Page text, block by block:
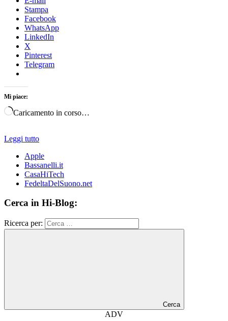
Stampa
Facebook
WhatsApp
LinkedIn
X
Pinterest
Telegram
Mi piace:
Caricamento in corso…
Leggi tutto
Apple
Bassanelli.it
CasaHiTech
FedeltaDelSuono.net
Cerca in Hi-Blog:
Ricerca per:
Cerca
ADV